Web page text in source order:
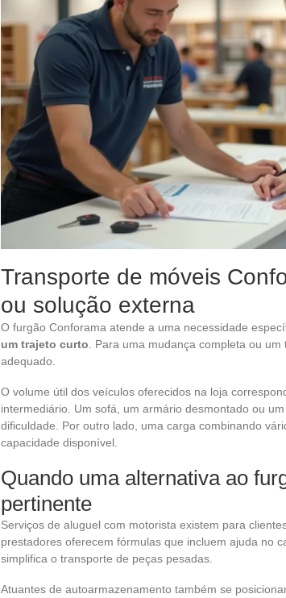
Transporte de móveis
ou solução externa
O furgão Conforama atende a uma necessidade
um trajeto curto . Para uma mudança completa ou
adequado.
O volume útil dos veículos oferecidos na loja
intermediário. Um sofá, um armário desmontado ou
dificuldade. Por outro lado, uma carga combinando
capacidade disponível.
Quando uma alternativa ao
pertinente
Serviços de aluguel com motorista existem para
prestadores oferecem fórmulas que incluem ajuda no
simplifica o transporte de peças pesadas.
Atuantes de autoarmazenamento também se